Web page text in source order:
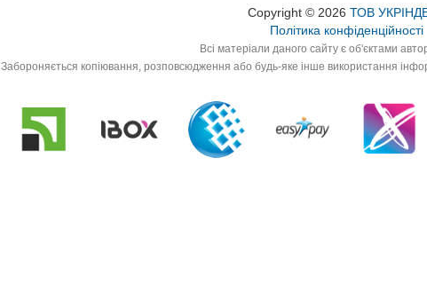
Copyright © 2026 ТОВ
Політика конфіденційності
Всі матеріали даного сайту є об'єктами
Забороняється копіювання, розповсюдження або будь-яке інше використання